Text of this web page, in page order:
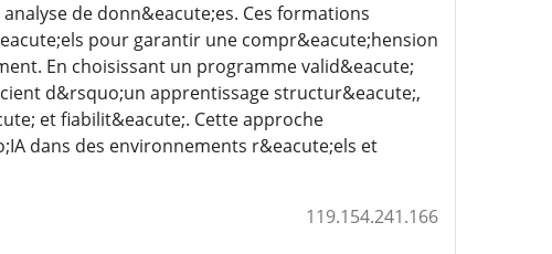
de donn&eacute;es. Ces formations
pour garantir une compr&eacute;hension
En choisissant un programme valid&eacute;
d&rsquo;un apprentissage structur&eacute;,
et fiabilit&eacute;. Cette approche
dans des environnements r&eacute;els et
119.154.241.166